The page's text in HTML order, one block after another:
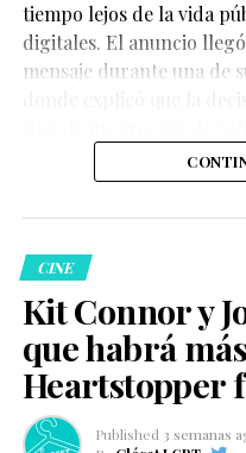
tiempo lejos de la vida
digitales. El anuncio
mensaje durante una de
CINE
Kit Connor y
que habrá
Heartstopper
Published 3 semanas